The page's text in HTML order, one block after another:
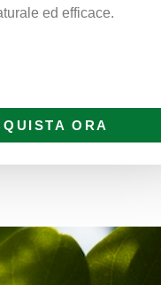
ed efficace.
ORA